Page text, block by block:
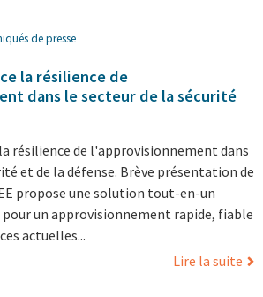
de presse
la résilience de
dans le secteur de la sécurité
résilience de l'approvisionnement dans
et de la défense. Brève présentation de
propose une solution tout-en-un
un approvisionnement rapide, fiable
actuelles...
Lire la suite